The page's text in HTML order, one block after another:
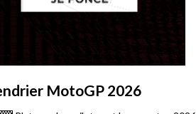
MotoGP 2026